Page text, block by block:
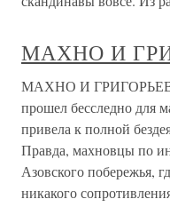
МАХНО И
МАХНО И ГРИГОРЬЕВ
прошел бесследно для
привела к полной
Правда, махновцы по
Азовского побережья,
никакого